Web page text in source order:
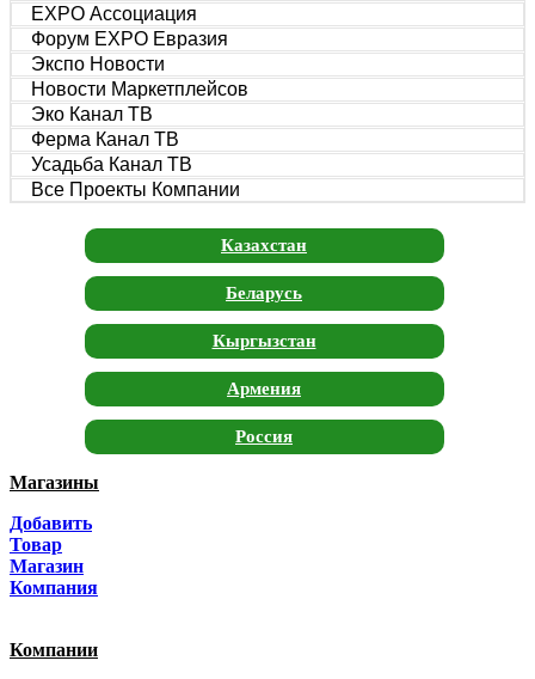
EXPO Ассоциация
Форум EXPO Евразия
Экспо Новости
Новости Маркетплейсов
Эко Канал ТВ
Ферма Канал ТВ
Усадьба Канал ТВ
Все Проекты Компании
Казахстан
Беларусь
Кыргызстан
Армения
Россия
Магазины
Добавить
Товар
Магазин
Компания
Компании